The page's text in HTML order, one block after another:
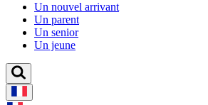
Un nouvel arrivant
Un parent
Un senior
Un jeune